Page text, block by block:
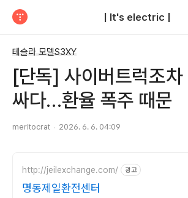
| It's electric |
테슬라 모델S3XY
[단독] 사이버트럭조차
싸다…환율 폭주 때문
meritocrat 2026. 6. 6. 04:09
http://jeilexchange.com/ 광고
명동제일환전센터